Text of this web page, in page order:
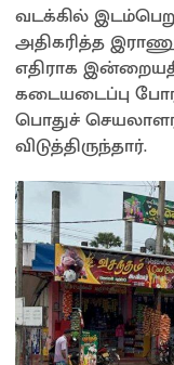
வடக்கில்
அதிகரித்த
எதிராக
கடையடைப்பு
பொதுச்
விடுத்திருந்தார்.